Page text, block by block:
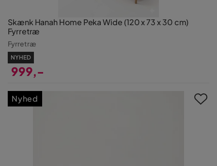
Skænk Hanah Home Peka Wide (120 x 73 x 30 cm)
Fyrretræ
Fyrretræ
NYHED
999,-
Nyhed